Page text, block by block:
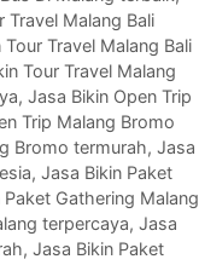
Travel Malang Bali
Tour Travel Malang Bali
Tour Travel Malang
, Jasa Bikin Open Trip
Trip Malang Bromo
Bromo termurah, Jasa
, Jasa Bikin Paket
Paket Gathering Malang
terpercaya, Jasa
, Jasa Bikin Paket